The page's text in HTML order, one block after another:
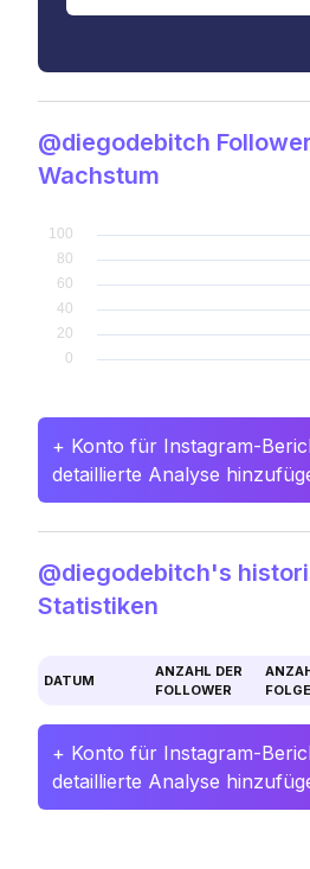
@diegodebitch
Wachstum
+ Konto für Instagram-
detaillierte Analyse
@diegodebitch's
Statistiken
DATUM
ANZAHL DER
FOLLOWER
+ Konto für Instagram-
detaillierte Analyse